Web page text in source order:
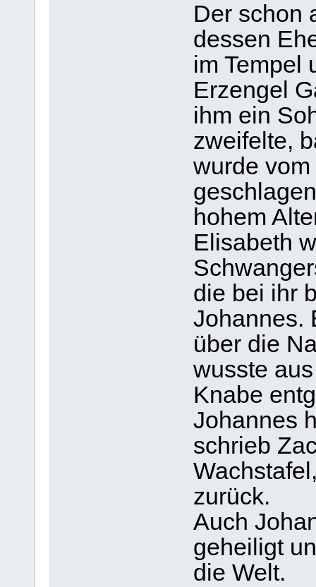
Der schon
dessen
im Tempel
Erzengel
ihm ein
zweifelte,
wurde
hohem
Elisabeth
die bei ihr
Johannes.
über die
wusste
Knabe
Johannes
schrieb
zurück.
Auch
geheiligt
die Welt.